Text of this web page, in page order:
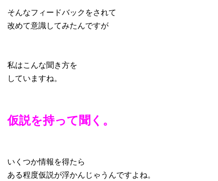
そんなフィードバックをされて
改めて意識してみたんですが
私はこんな聞き方を
していますね。
仮説を持って聞く。
いくつか情報を得たら
ある程度仮説が浮かんじゃうんですよね。